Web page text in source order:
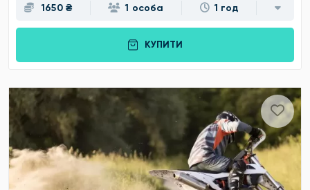
1650 ₴ 1 особа 1 год
КУПИТИ